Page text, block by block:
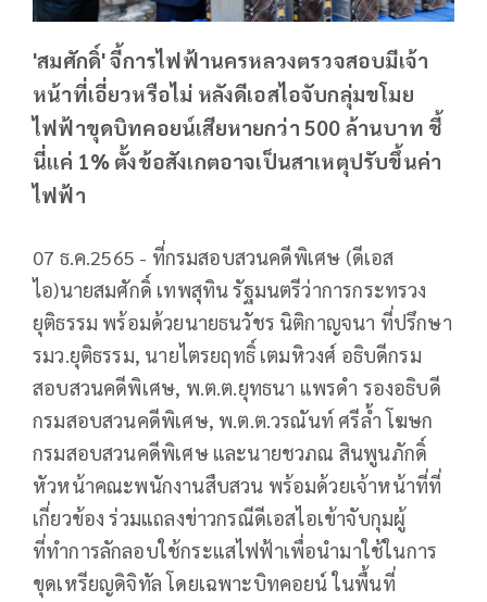
'สมศักดิ์' จี้การไฟฟ้านครหลวงตรวจสอบมีเจ้า
หน้าที่เอี่ยวหรือไม่ หลังดีเอสไอจับกลุ่มขโมย
ไฟฟ้าขุดบิทคอยน์เสียหายกว่า 500 ล้านบาท ชี้
นี่แค่ 1% ตั้งข้อสังเกตอาจเป็นสาเหตุปรับขึ้นค่า
ไฟฟ้า
07 ธ.ค.2565 - ที่กรมสอบสวนคดีพิเศษ (ดีเอส
ไอ)นายสมศักดิ์ เทพสุทิน รัฐมนตรีว่าการกระทรวง
ยุติธรรม พร้อมด้วยนายธนวัชร นิติกาญจนา ที่ปรึกษา
รมว.ยุติธรรม, นายไตรยฤทธิ์ เตมหิวงศ์ อธิบดีกรม
สอบสวนคดีพิเศษ, พ.ต.ต.ยุทธนา แพรดำ รองอธิบดี
กรมสอบสวนคดีพิเศษ, พ.ต.ต.วรณันท์ ศรีล้ำ โฆษก
กรมสอบสวนคดีพิเศษ และนายชวภณ สินพูนภักดิ์
หัวหน้าคณะพนักงานสืบสวน พร้อมด้วยเจ้าหน้าที่ที่
เกี่ยวข้อง ร่วมแถลงข่าวกรณีดีเอสไอเข้าจับกุมผู้
ที่ทำการลักลอบใช้กระแสไฟฟ้าเพื่อนำมาใช้ในการ
ขุดเหรียญดิจิทัล โดยเฉพาะบิทคอยน์ ในพื้นที่